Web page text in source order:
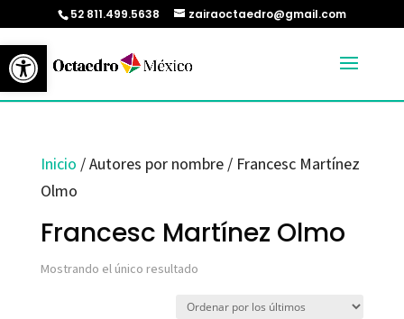
Abrir barra de herramientas
52 811.499.5638 zairaoctaedro@gmail.com
Inicio / Autores por nombre / Francesc Martínez
Olmo
Francesc Martínez Olmo
Mostrando el único resultado